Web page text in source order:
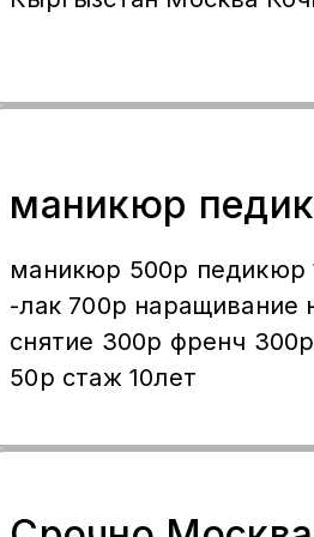
Поддержка в WhatsApp
нам — и не ошибётесь!
Бишкек 🇰🇬 — комфорт
первой поездки!
маникюр
маникюр 500р педикюр
-лак 700р наращивание
снятие 300р френч
50р стаж 10лет